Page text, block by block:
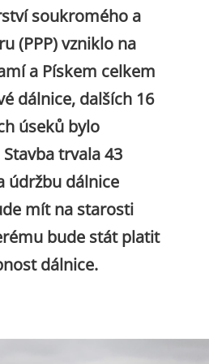
soukromého a
(PPP) vzniklo na
a Pískem celkem
dálnice, dalších 16
úseků bylo
trvala 43
údržbu dálnice
mít na starosti
bude stát platit
dálnice.